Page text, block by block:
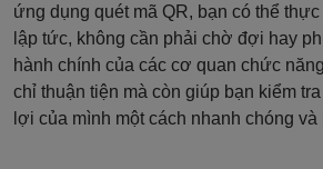
ứng dụng quét mã QR, bạn có thể
lập tức, không cần phải chờ đợi hay
hành chính của các cơ quan chức
chỉ thuận tiện mà còn giúp bạn kiểm
lợi của mình một cách nhanh chóng và